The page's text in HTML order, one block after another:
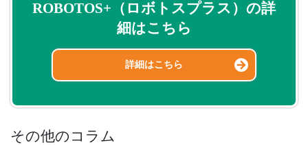
ROBOTOS+（ロボトスプラス）の詳
細はこちら
詳細はこちら
その他のコラム